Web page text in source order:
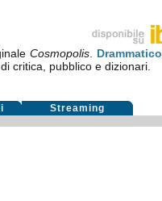
Cosmopolis. Drammatico
critica, pubblico e dizionari.
Streaming